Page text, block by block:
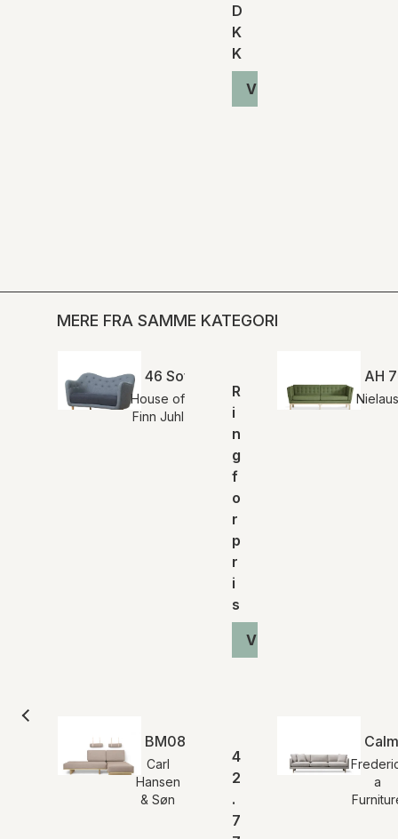
D
K
K
Vis produkt
MERE FRA SAMME KATEGORI
46 Sofa af Finn Juhl | FJ 4600
House of
Finn Juhl
R
i
n
g
f
o
r
p
r
i
s
Vis produkt
AH
Nielaus
BM0865 Daybed
Carl
Hansen
& Søn
4
2
.
7
a